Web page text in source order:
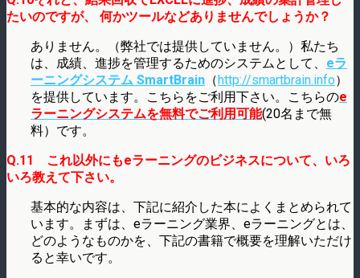
たいのですが、 何かツールなどありませんでしょうか？
ありません。（弊社では提供していません。）私たち
は、成績、進捗を管理するためのシステムとして、 eラ
ーニングシステム SmartBrain （http://smartbrain.info）
を提供しています。こちらをご利用下さい。こちらのe
ラーニングシステムを無料でご利用可能(20名まで無
料）です。
Q.11 これ以外にもeラーニングのビジネスについて、いろ
いろ教えて下さい。
基本的な内容は、下記に紹介した本によくまとめられて
います。まずは、eラーニング業界、eラーニングとは、
どのようなものかを、下記の書籍で概要を理解いただけ
ると幸いです。